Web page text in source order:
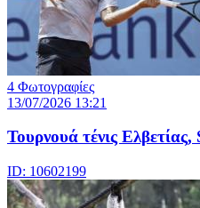
4 Φωτογραφίες
13/07/2026 13:21
Τουρνουά τένις
ID: 10602199